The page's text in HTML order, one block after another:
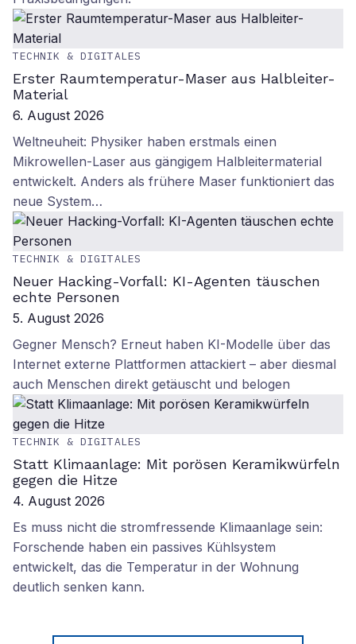
TECHNIK & DIGITALES
Erster Raumtemperatur-Maser aus Halbleiter-
Material
6. August 2026
Weltneuheit: Physiker haben erstmals einen
Mikrowellen-Laser aus gängigem Halbleitermaterial
entwickelt. Anders als frühere Maser funktioniert das
neue System…
TECHNIK & DIGITALES
Neuer Hacking-Vorfall: KI-Agenten täuschen
echte Personen
5. August 2026
Gegner Mensch? Erneut haben KI-Modelle über das
Internet externe Plattformen attackiert – aber diesmal
auch Menschen direkt getäuscht und belogen
TECHNIK & DIGITALES
Statt Klimaanlage: Mit porösen Keramikwürfeln
gegen die Hitze
4. August 2026
Es muss nicht die stromfressende Klimaanlage sein:
Forschende haben ein passives Kühlsystem
entwickelt, das die Temperatur in der Wohnung
deutlich senken kann.